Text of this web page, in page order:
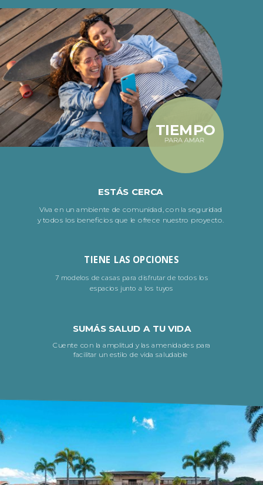
ESTÁS CERCA
Viva en un ambiente de comunidad, con la seguridad
y todos los beneficios que le ofrece nuestro proyecto.
TIENE LAS OPCIONES
7 modelos de casas para disfrutar de todos los
espacios junto a los tuyos
SUMÁS SALUD A TU VIDA
Cuente con la amplitud y las amenidades para
facilitar un estilo de vida saludable
TIEMPO